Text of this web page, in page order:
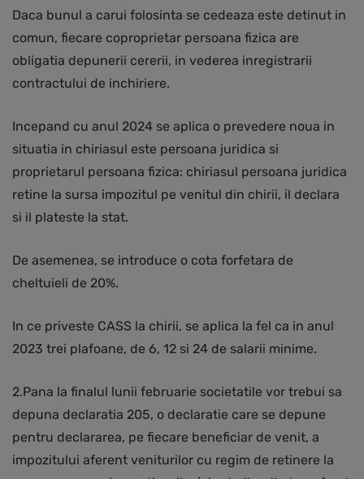
Daca bunul a carui folosinta se cedeaza este detinut in
comun, fiecare coproprietar persoana fizica are
obligatia depunerii cererii, in vederea inregistrarii
contractului de inchiriere.
Incepand cu anul 2024 se aplica o prevedere noua in
situatia in chiriasul este persoana juridica si
proprietarul persoana fizica: chiriasul persoana juridica
retine la sursa impozitul pe venitul din chirii, il declara
si il plateste la stat.
De asemenea, se introduce o cota forfetara de
cheltuieli de 20%.
In ce priveste CASS la chirii, se aplica la fel ca in anul
2023 trei plafoane, de 6, 12 si 24 de salarii minime.
2.Pana la finalul lunii februarie societatile vor trebui sa
depuna declaratia 205, o declaratie care se depune
pentru declararea, pe fiecare beneficiar de venit, a
impozitului aferent veniturilor cu regim de retinere la